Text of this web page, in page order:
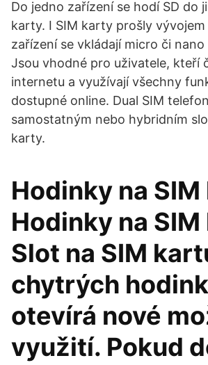
Do jedno zařízení se hodí SD do
karty. I SIM karty prošly
zařízení se vkládají micro či nano
Jsou vhodné pro uživatele, kteří
internetu a využívají všechny
dostupné online. Dual SIM
samostatným nebo hybridním
karty.
Hodinky na
Hodinky na
Slot na SIM
chytrých
otevírá nové
využití. Pokud